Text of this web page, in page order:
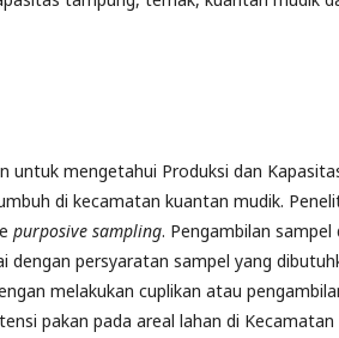
untuk mengetahui Produksi dan
di kecamatan kuantan mudik.
purposive sampling. Pengambilan sampel
dengan persyaratan sampel yang
melakukan cuplikan atau
pakan pada areal lahan di Kecamatan